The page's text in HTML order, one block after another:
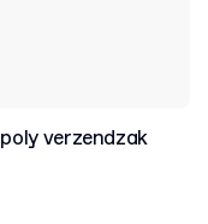
verzendzak